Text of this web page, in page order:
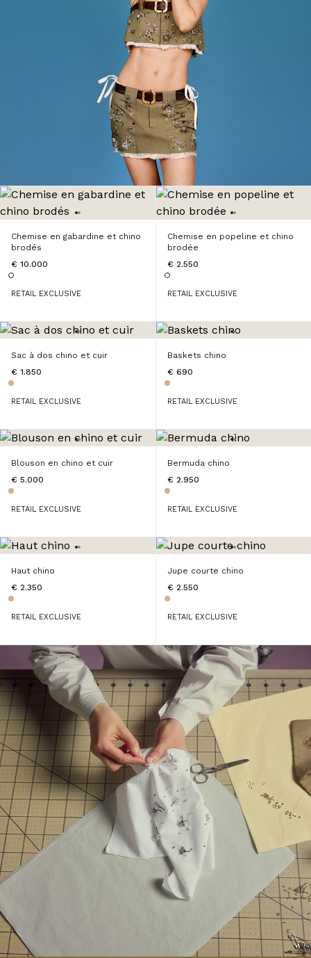
Chemise en gabardine et chino
brodés
€ 10.000
RETAIL EXCLUSIVE
Chemise en popeline et chino
brodée
€ 2.550
RETAIL EXCLUSIVE
Sac à dos chino et cuir
€ 1.850
RETAIL EXCLUSIVE
Baskets chino
€ 690
RETAIL EXCLUSIVE
Blouson en chino et cuir
€ 5.000
RETAIL EXCLUSIVE
Bermuda chino
€ 2.950
RETAIL EXCLUSIVE
Haut chino
€ 2.350
RETAIL EXCLUSIVE
Jupe courte chino
€ 2.550
RETAIL EXCLUSIVE